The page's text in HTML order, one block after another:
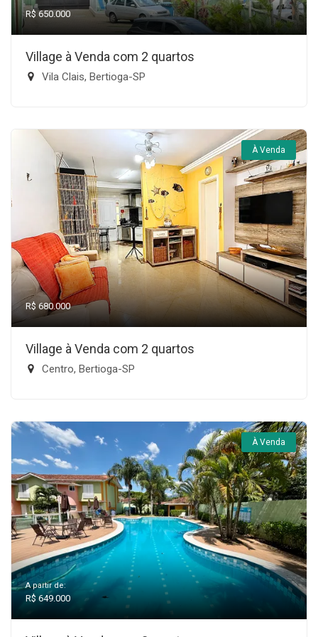
R$ 650.000
Village à Venda com 2 quartos
Vila Clais, Bertioga-SP
À Venda
R$ 680.000
Village à Venda com 2 quartos
Centro, Bertioga-SP
À Venda
A partir de:
R$ 649.000